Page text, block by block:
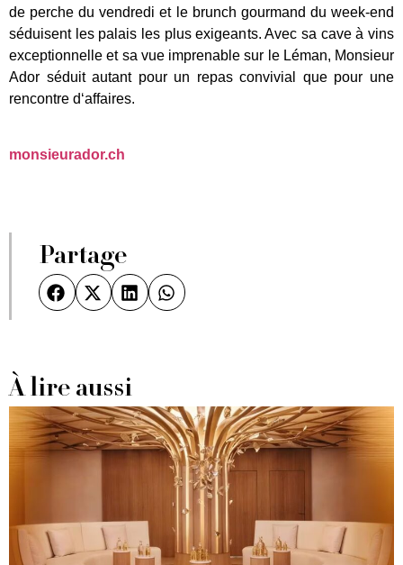
de perche du vendredi et le brunch gourmand du week-end
séduisent les palais les plus exigeants. Avec sa cave à vins
exceptionnelle et sa vue imprenable sur le Léman, Monsieur
Ador séduit autant pour un repas convivial que pour une
rencontre d‘affaires.
monsieurador.ch
Partage
À lire aussi